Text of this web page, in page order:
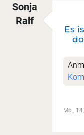
Sonja
Ralf
Es
Mo.,